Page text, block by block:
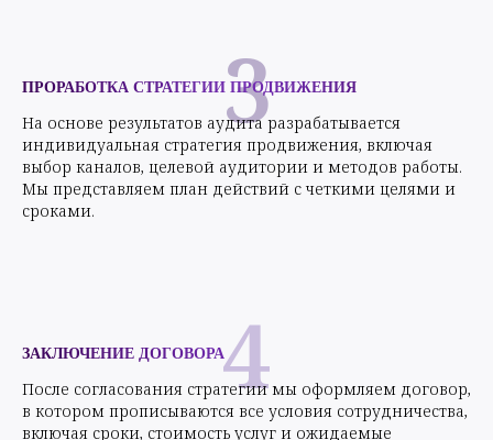
ПРОРАБОТКА СТРАТЕГИИ ПРОДВИЖЕНИЯ
На основе результатов аудита разрабатывается
индивидуальная стратегия продвижения, включая
выбор каналов, целевой аудитории и методов работы.
Мы представляем план действий с четкими целями и
сроками.
3
После согласования стратегии мы оформляем договор,
в котором прописываются все условия сотрудничества,
включая сроки, стоимость услуг и ожидаемые
результаты.
4